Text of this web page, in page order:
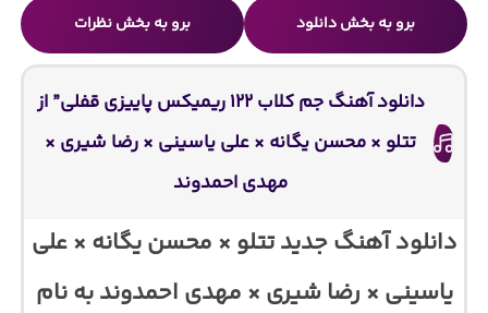
برو به بخش دانلود برو به بخش نظرات
دانلود آهنگ جم کلاب ۱۲۲ ریمیکس پاییزی قفلی” از
تتلو × محسن یگانه × علی یاسینی × رضا شیری ×
مهدی احمدوند
دانلود آهنگ جدید تتلو × محسن یگانه × علی
یاسینی × رضا شیری × مهدی احمدوند به نام